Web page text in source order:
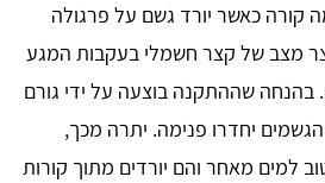
כאשר יורד גשם על פרגולה
מצב של קצר חשמלי בעקבות המגע
בהנחה שההתקנה בוצעה על ידי גורם
הגשמים יחדרו פנימה. יתרה מכך,
למים מאחר והם יורדים מתוך קורות